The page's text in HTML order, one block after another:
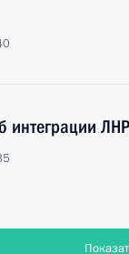
интеграции